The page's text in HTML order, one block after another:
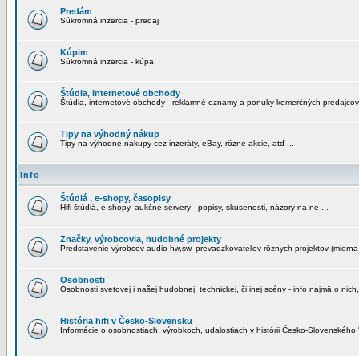
Predám
Súkromná inzercia - predaj
Kúpim
Súkromná inzercia - kúpa
Štúdia, internetové obchody
Štúdia, internetové obchody - reklamné oznamy a ponuky komerčných predajcov
Tipy na výhodný nákup
Tipy na výhodné nákupy cez inzeráty, eBay, rôzne akcie, atď ...
Info
Štúdiá , e-shopy, časopisy
Hifi štúdiá, e-shopy, aukčné servery - popisy, skúsenosti, názory na ne ...
Značky, výrobcovia, hudobné projekty
Predstavenie výrobcov audio hw,sw, prevadzkovateľov rôznych projektov
Osobnosti
Osobnosti svetovej i našej hudobnej, technickej, či inej scény - info najmä o
História hifi v Česko-Slovensku
Informácie o osobnostiach, výrobkoch, udalostiach v histórii Česko-Slovenského